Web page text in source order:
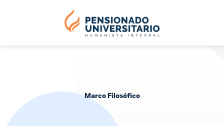
Marco Filosófico